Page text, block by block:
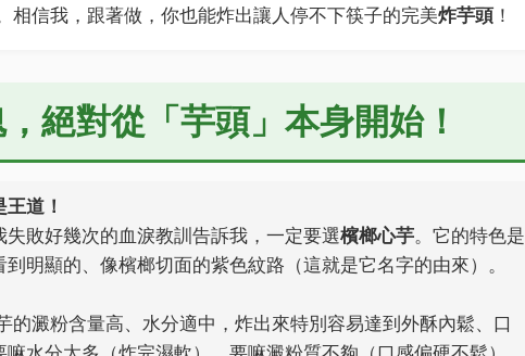
相信我，跟著做，你也能炸出讓人停不下筷子的完美炸芋頭 ！
絕對從「芋頭」本身開始！
道！
敗好幾次的血淚教訓告訴我，一定要選檳榔心芋。它的特色是
明顯的、像檳榔切面的紫色紋路（這就是它名字的由來）。
的澱粉含量高、水分適中，炸出來特別容易達到外酥內鬆、口